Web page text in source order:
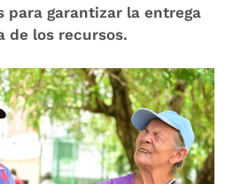
para garantizar la entrega
de los recursos.